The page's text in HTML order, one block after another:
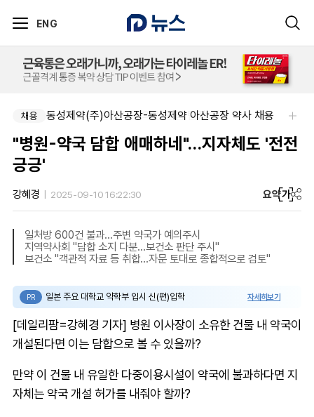
ENG
채용 동성제약(주)아산공장-동성제약 아산공장 약사 채용
채용 팜리쿠르트-충청지역 의원 영업 팀장 채용
"병원-약국 담합 애매하네"…지자체도 '전전
긍긍'
강혜경 2025-09-10 16:22:30 요약가
일처방 600건 불과…주변 약국가 예의주시
지역약사회 "담합 소지 다분…보건소 판단 주시"
보건소 "객관적 자료 등 취합…자문 토대로 종합적으로 검토"
PR 일본 주요 대학교 약학부 입시 신(편)입학 자세히보기
[데일리팜=강혜경 기자] 병원 이사장이 소유한 건물 내 약국이
개설된다면 이는 담합으로 볼 수 있을까?
만약 이 건물 내 유일한 다중이용시설이 약국에 불과하다면 지
자체는 약국 개설 허가를 내줘야 할까?